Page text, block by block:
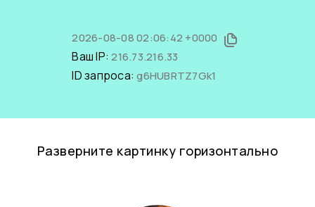
2026-08-08 02:06:42 +0000
Ваш IP:216.73.216.33
ID запроса:g6HUBRTZ7Gk1
Разверните картинку горизонтально